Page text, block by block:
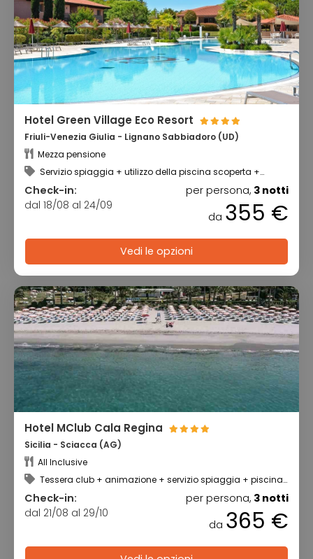
Hotel Green Village Eco Resort
Friuli-Venezia Giulia - Lignano Sabbiadoro (UD)
Mezza pensione
Servizio spiaggia + utilizzo della piscina scoperta +
Check-in:
dal 18/08 al 24/09
per persona, 3 notti
da 355 €
Vedi le opzioni
Hotel MClub Cala Regina
Sicilia - Sciacca (AG)
All Inclusive
Tessera club + animazione + servizio spiaggia + piscina
Check-in:
dal 21/08 al 29/10
per persona, 3 notti
da 365 €